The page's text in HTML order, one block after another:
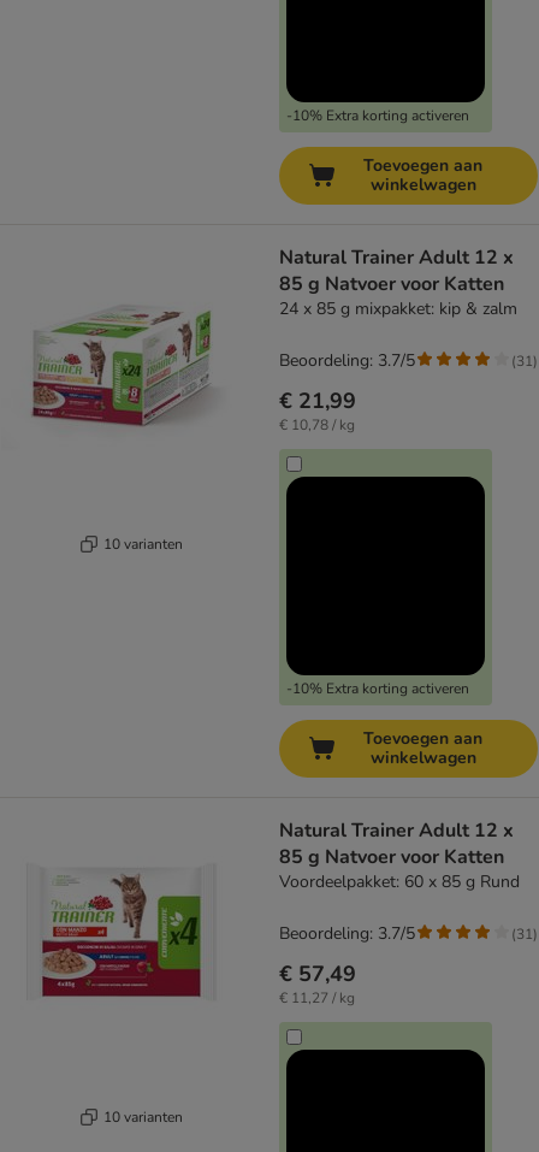
-10% Extra korting activeren
Toevoegen aan
winkelwagen
10 varianten
Natural Trainer Adult 12 x
85 g Natvoer voor Katten
24 x 85 g mixpakket: kip & zalm
€ 21,99
€ 10,78 / kg
-10% Extra korting activeren
Beoordeling: 3.7/5 (31)
Toevoegen aan
winkelwagen
10 varianten
Natural Trainer Adult 12 x
85 g Natvoer voor Katten
Voordeelpakket: 60 x 85 g Rund
€ 57,49
€ 11,27 / kg
Beoordeling: 3.7/5 (31)